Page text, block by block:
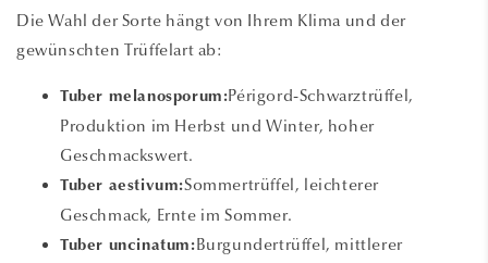
Die Wahl der Sorte hängt von Ihrem Klima und der
gewünschten Trüffelart ab:
Tuber melanosporum:Périgord-Schwarztrüffel,
Produktion im Herbst und Winter, hoher
Geschmackswert.
Tuber aestivum:Sommertrüffel, leichterer
Geschmack, Ernte im Sommer.
Tuber uncinatum:Burgundertrüffel, mittlerer